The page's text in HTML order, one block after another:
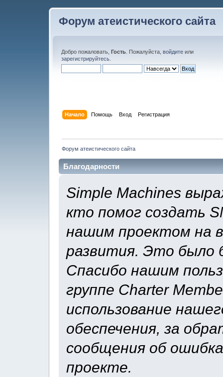
Форум атеистического сайта
Добро пожаловать, Гость . Пожалуйста, войдите или
зарегистрируйтесь
Начало Помощь Вход Регистрация
Форум атеистического сайта
Благодарности
Simple Machines
кто помог создать
нашим проектом на
развития. Это было
Спасибо нашим
группе Charter
использование
обеспечения, за
сообщения об
проекте.